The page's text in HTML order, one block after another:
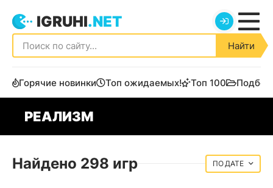
IGRUHI.NET
Найти
Горячие новинки Топ ожидаемых! Топ 100
РЕАЛИЗМ
Найдено 298 игр ДАТЕ